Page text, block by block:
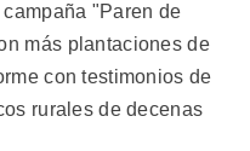
"Paren de
más plantaciones de
con testimonios de
rurales de decenas